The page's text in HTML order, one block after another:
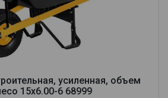
усиленная, объем
15х6.00-6 68999